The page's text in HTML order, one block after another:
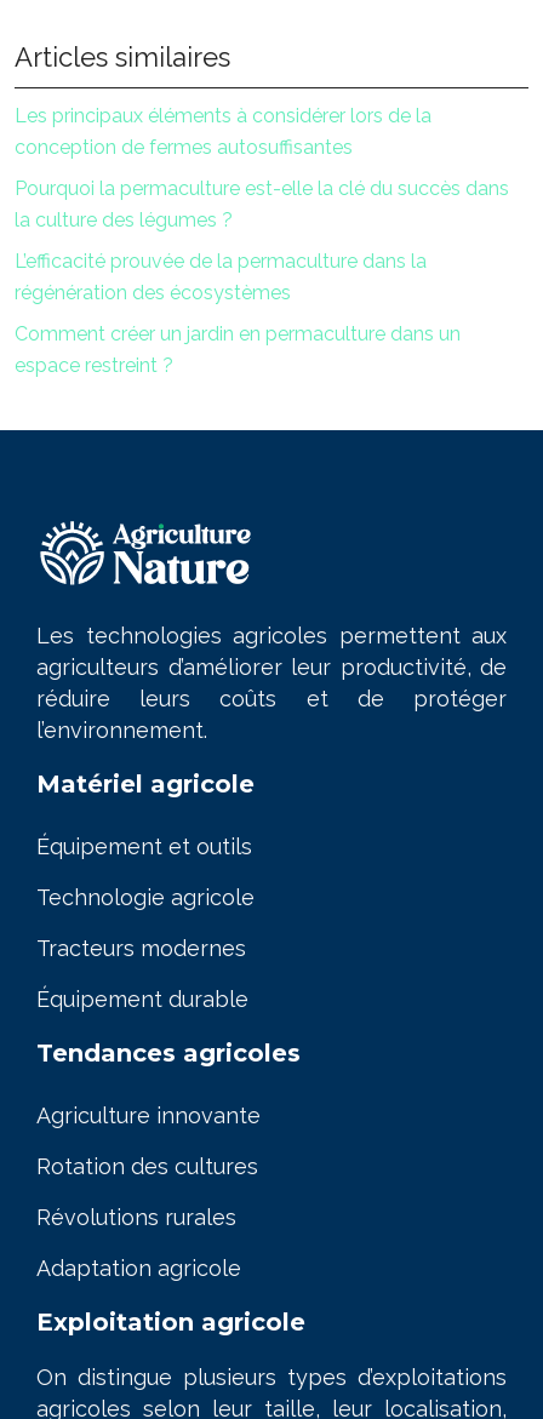
Articles similaires
Les principaux éléments à considérer lors de la
conception de fermes autosuffisantes
Pourquoi la permaculture est-elle la clé du succès dans
la culture des légumes ?
L’efficacité prouvée de la permaculture dans la
régénération des écosystèmes
Comment créer un jardin en permaculture dans un
espace restreint ?
Les technologies agricoles permettent aux
agriculteurs d’améliorer leur productivité, de
réduire leurs coûts et de protéger
l’environnement.
Matériel agricole
Équipement et outils
Technologie agricole
Tracteurs modernes
Équipement durable
Tendances agricoles
Agriculture innovante
Rotation des cultures
Révolutions rurales
Adaptation agricole
Exploitation agricole
On distingue plusieurs types d’exploitations
agricoles selon leur taille, leur localisation,